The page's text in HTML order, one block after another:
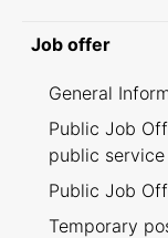
Job offer
General
Public Job
public
Public Job
Temporary